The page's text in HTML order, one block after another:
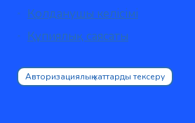
Қолданушы келісімі
Құпиялық саясаты
Авторизациялық хаттарды тексеру